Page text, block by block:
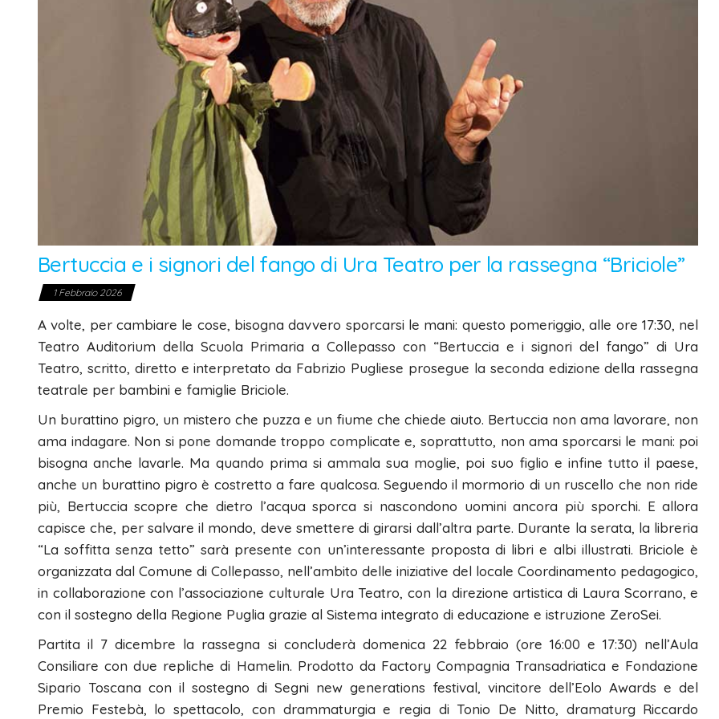
Bertuccia e i signori del fango di Ura Teatro per la rassegna “Briciole”
1 Febbraio 2026
A volte, per cambiare le cose, bisogna davvero sporcarsi le mani: questo pomeriggio, alle ore 17:30, nel
Teatro Auditorium della Scuola Primaria a Collepasso con “Bertuccia e i signori del fango” di Ura
Teatro, scritto, diretto e interpretato da Fabrizio Pugliese prosegue la seconda edizione della rassegna
teatrale per bambini e famiglie Briciole.
Un burattino pigro, un mistero che puzza e un fiume che chiede aiuto. Bertuccia non ama lavorare, non
ama indagare. Non si pone domande troppo complicate e, soprattutto, non ama sporcarsi le mani: poi
bisogna anche lavarle. Ma quando prima si ammala sua moglie, poi suo figlio e infine tutto il paese,
anche un burattino pigro è costretto a fare qualcosa. Seguendo il mormorio di un ruscello che non ride
più, Bertuccia scopre che dietro l’acqua sporca si nascondono uomini ancora più sporchi. E allora
capisce che, per salvare il mondo, deve smettere di girarsi dall’altra parte. Durante la serata, la libreria
“La soffitta senza tetto” sarà presente con un’interessante proposta di libri e albi illustrati. Briciole è
organizzata dal Comune di Collepasso, nell’ambito delle iniziative del locale Coordinamento pedagogico,
in collaborazione con l’associazione culturale Ura Teatro, con la direzione artistica di Laura Scorrano, e
con il sostegno della Regione Puglia grazie al Sistema integrato di educazione e istruzione ZeroSei.
Partita il 7 dicembre la rassegna si concluderà domenica 22 febbraio (ore 16:00 e 17:30) nell’Aula
Consiliare con due repliche di Hamelin. Prodotto da Factory Compagnia Transadriatica e Fondazione
Sipario Toscana con il sostegno di Segni new generations festival, vincitore dell’Eolo Awards e del
Premio Festebà, lo spettacolo, con drammaturgia e regia di Tonio De Nitto, dramaturg Riccardo